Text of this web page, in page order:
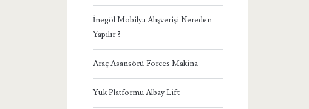
İnegöl Mobilya Alışverişi Nereden
Yapılır ?
Araç Asansörü Forces Makina
Yük Platformu Albay Lift